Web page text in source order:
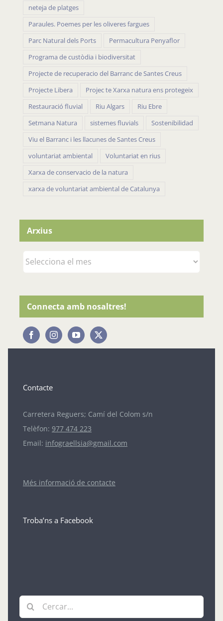
Paraules. Poemes per les oliveres fargues
Parc Natural dels Ports
Permacultura Penyaflor
Programa de custòdia i biodiversitat
Projecte de recuperacio del Barranc de Santes Creus
Projecte Libera
Projec te Xarxa natura ens protegeix
Restauració fluvial
Riu Algars
Riu Ebre
Setmana Natura
sistemes fluvials
Sostenibilidad
Viu el Barranc i les llacunes de Santes Creus
voluntariat ambiental
Voluntariat en rius
Xarxa de conservacio de la natura
xarxa de voluntariat ambiental de Catalunya
Arxius
Arxius
Connecta amb nosaltres!
Telèfon:977 474 223
Email:infograellsia@gmail.com